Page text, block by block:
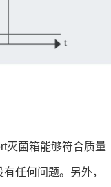
灭菌箱能够符合质量
任何问题。另外，